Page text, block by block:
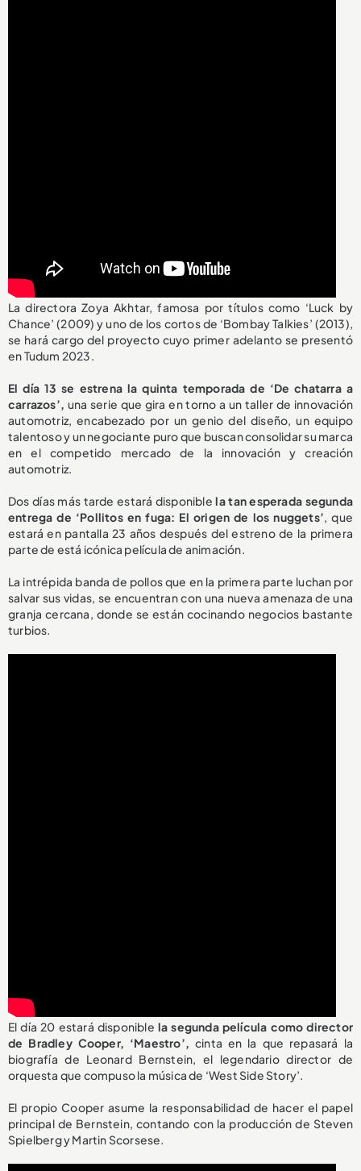
La directora Zoya Akhtar, famosa por títulos como ‘Luck by
Chance’ (2009) y uno de los cortos de ‘Bombay Talkies’ (2013),
se hará cargo del proyecto cuyo primer adelanto se presentó
en Tudum 2023.
El día 13 se estrena la quinta temporada de ‘De chatarra a
carrazos’, una serie que gira en torno a un taller de innovación
automotriz, encabezado por un genio del diseño, un equipo
talentoso y un negociante puro que buscan consolidar su marca
en el competido mercado de la innovación y creación
automotriz.
Dos días más tarde estará disponible la tan esperada segunda
entrega de ‘Pollitos en fuga: El origen de los nuggets’, que
estará en pantalla 23 años después del estreno de la primera
parte de está icónica película de animación.
La intrépida banda de pollos que en la primera parte luchan por
salvar sus vidas, se encuentran con una nueva amenaza de una
granja cercana, donde se están cocinando negocios bastante
turbios.
El día 20 estará disponible la segunda película como director
de Bradley Cooper, ‘Maestro’, cinta en la que repasará la
biografía de Leonard Bernstein, el legendario director de
orquesta que compuso la música de ‘West Side Story’.
El propio Cooper asume la responsabilidad de hacer el papel
principal de Bernstein, contando con la producción de Steven
Spielberg y Martin Scorsese.